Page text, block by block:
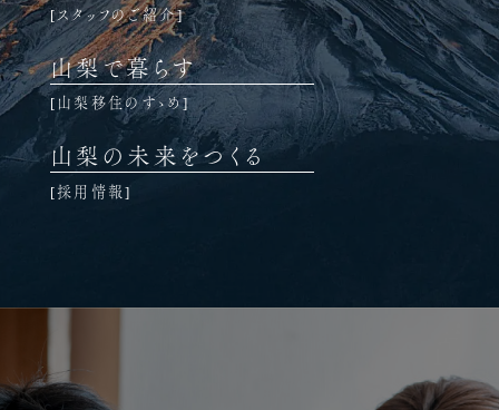
スタッフのご紹介
山梨で暮らす
山梨移住のすゝめ
山梨の未来をつくる
採用情報